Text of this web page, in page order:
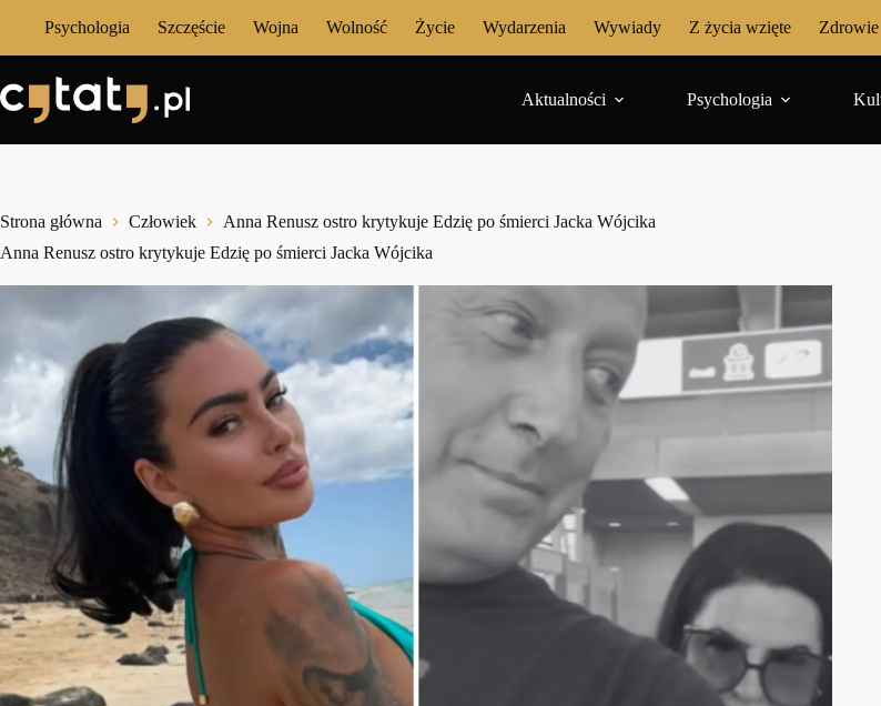
Psychologia Szczęście Wojna Wolność Życie Wydarzenia Wywiady Z życia wzięte Zdrowie
Aktualności Psychologia
Strona główna Człowiek
Anna Renusz ostro krytykuje Edzię po śmierci Jacka Wójcika
Anna Renusz ostro krytykuje Edzię po śmierci Jacka Wójcika